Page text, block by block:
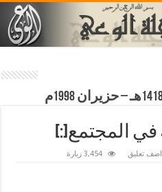
اضف تعليق 3,454 زيارة